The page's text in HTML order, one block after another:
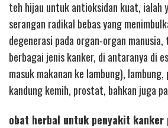
teh hijau untuk antioksidan kuat, ialah
serangan radikal bebas yang
degenerasi pada organ-organ
berbagai jenis kanker, di antaranya di
masuk makanan ke lambung), lambung,
kandung kemih, prostat, bahkan juga
obat herbal untuk penyakit